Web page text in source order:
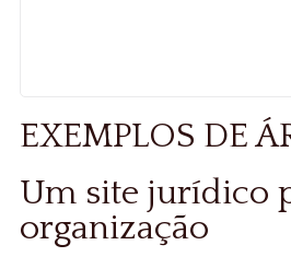
EXEMPLOS DE
Um site jurídico
organização